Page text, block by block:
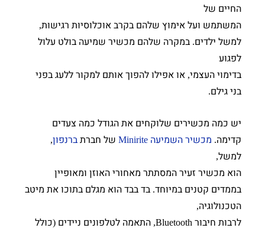
החיים של
המשתמש ועל אימוץ שלהם בקרב אוכלוסיות רגישות,
למשל ילדים. במקרה שלהם מכשיר שמיעה בולט עלול
לפגוע
בדימוי העצמי, או אפילו להפוך אותם למקור ללעג בפני
בני גילם.
יש כמה מכשירים שלוקחים את הגודל כמה צעדים
קדימה. מכשיר השמיעה Minirite של חברתברנפון,
למשל,
הוא מכשיר זעיר המסתתר מאחורי האוזן ומאופיין
בממדים קטנים במיוחד. בד בבד הוא מגלם בתוכו את מיטב
הטכנולוגיה,
לרבות חיבור Bluetooth, התאמה לטלפונים ניידים (כולל